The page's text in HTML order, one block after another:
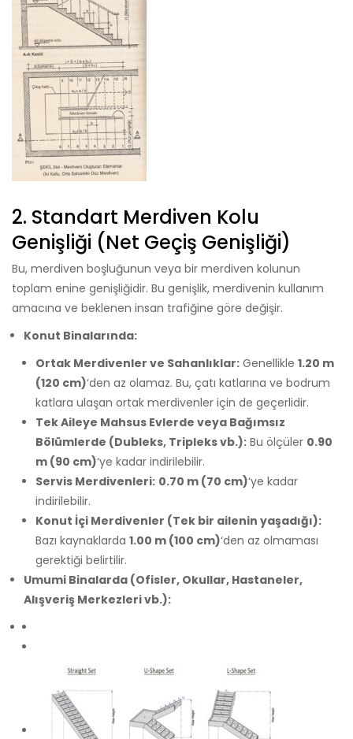
2. Standart Merdiven Kolu
Genişliği (Net Geçiş Genişliği)
Bu, merdiven boşluğunun veya bir merdiven kolunun
toplam enine genişliğidir. Bu genişlik, merdivenin kullanım
amacına ve beklenen insan trafiğine göre değişir.
Konut Binalarında:
Ortak Merdivenler ve Sahanlıklar: Genellikle 1.20 m
(120 cm)‘den az olamaz. Bu, çatı katlarına ve bodrum
katlara ulaşan ortak merdivenler için de geçerlidir.
Tek Aileye Mahsus Evlerde veya Bağımsız
Bölümlerde (Dubleks, Tripleks vb.): Bu ölçüler 0.90
m (90 cm)‘ye kadar indirilebilir.
Servis Merdivenleri: 0.70 m (70 cm)‘ye kadar
indirilebilir.
Konut İçi Merdivenler (Tek bir ailenin yaşadığı):
Bazı kaynaklarda 1.00 m (100 cm)‘den az olmaması
gerektiği belirtilir.
Umumi Binalarda (Ofisler, Okullar, Hastaneler,
Alışveriş Merkezleri vb.):